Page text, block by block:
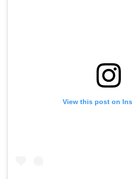
View this post on